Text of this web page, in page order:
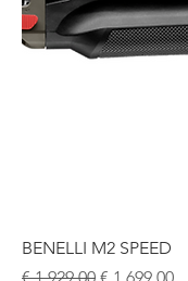
BENELLI M2 SPEED
Normale prijsVerkoopprijs